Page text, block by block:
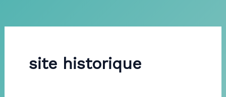
site historique